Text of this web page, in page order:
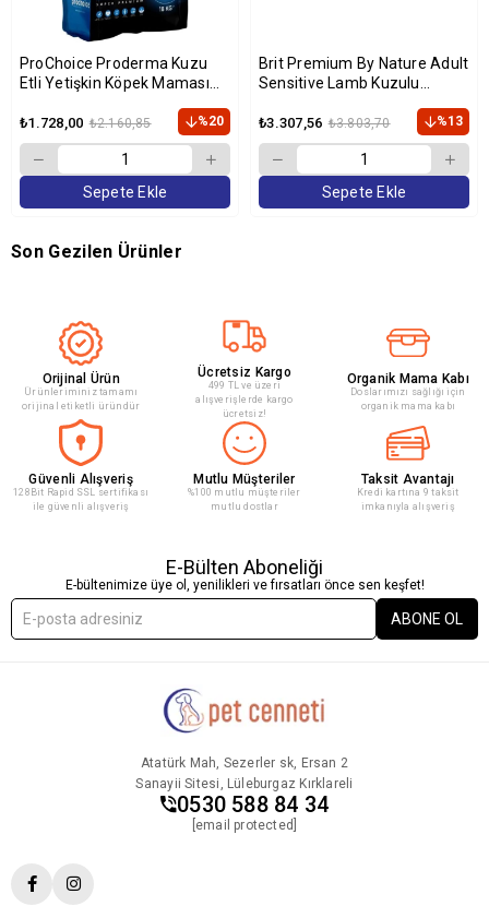
ProChoice Proderma Kuzu
Etli Yetişkin Köpek Maması
₺1.728,00 ₺2.160,85 %20
Sepete Ekle
Brit Premium By Nature Adult
Sensitive Lamb Kuzulu
₺3.307,56 ₺3.803,70 %13
Sepete Ekle
Son Gezilen Ürünler
Orijinal Ürün
Ürünleriminiz tamamı
orijinal etiketli üründür
Ücretsiz Kargo
499 TL ve üzeri
alışverişlerde kargo
ücretsiz!
Organik Mama Kabı
Doslarımızı sağlığı için
organik mama kabı
Güvenli Alışveriş
128Bit Rapid SSL sertifikası
ile güvenli alışveriş
Mutlu Müşteriler
%100 mutlu müşteriler
mutlu dostlar
Taksit Avantajı
Kredi kartına 9 taksit
imkanıyla alışveriş
E-Bülten Aboneliği
E-bültenimize üye ol, yenilikleri ve fırsatları önce sen keşfet!
ABONE OL
Atatürk Mah, Sezerler sk, Ersan 2
Sanayii Sitesi, Lüleburgaz Kırklareli
0530 588 84 34
[email protected]